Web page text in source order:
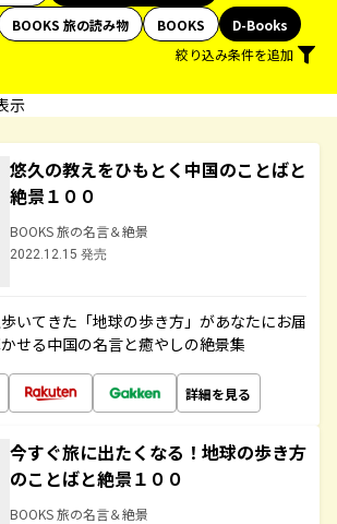
BOOKS 旅の読み物 BOOKS
D-Books
絞り込み条件を追加
示
悠久の教えをひもとく中国のことばと
絶景１００
BOOKS 旅の名言＆絶景
2022.12.15 発売
いてきた「地球の歩き方」があなたにお届
せる中国の名言と癒やしの絶景集
詳細を見る
今すぐ旅に出たくなる！地球の歩き方
のことばと絶景１００
BOOKS 旅の名言＆絶景